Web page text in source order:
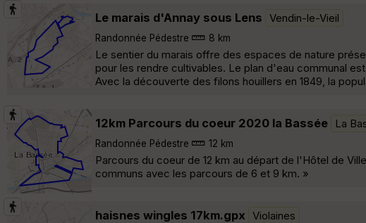
Le marais d'Annay sous Lens Vendin-le-Vieil
Randonnée Pédestre 8 km
Le sentier du marais offre des espaces de nature
pour les rendre cultivables. Le plan d'eau communal
Avec la découverte des filons houillers en 1849, la
12km Parcours du coeur 2020 la Bassée La
Randonnée Pédestre 12 km
Parcours du coeur de 12 km au départ de l'Hôtel de
communs avec les parcours de 6 et 9 km. »
haisnes wingles 17km.gpx Violaines